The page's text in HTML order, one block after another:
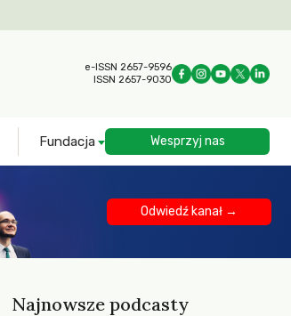
e-ISSN 2657-9596
ISSN 2657-9030
Fundacja Wesprzyj nas
Odwiedź kanał →
Najnowsze podcasty